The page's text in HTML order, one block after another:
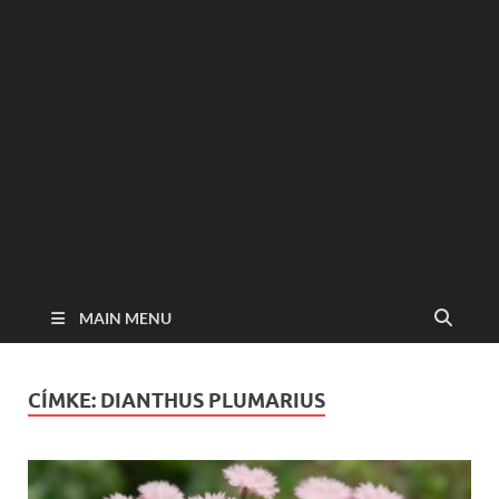
MAIN MENU
CÍMKE: DIANTHUS PLUMARIUS